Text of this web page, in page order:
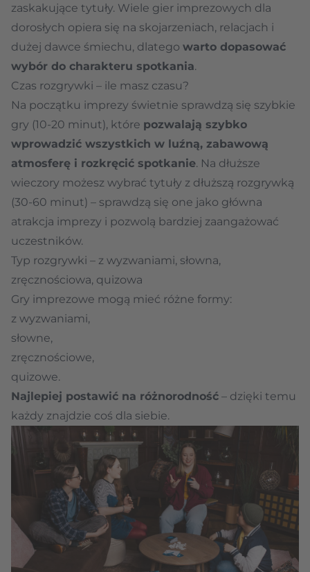
zaskakujące tytuły. Wiele gier imprezowych dla
dorosłych opiera się na skojarzeniach, relacjach i
dużej dawce śmiechu, dlatego warto dopasować
wybór do charakteru spotkania.
Czas rozgrywki – ile masz czasu?
Na początku imprezy świetnie sprawdzą się szybkie
gry (10-20 minut), które pozwalają szybko
wprowadzić wszystkich w luźną, zabawową
atmosferę i rozkręcić spotkanie. Na dłuższe
wieczory możesz wybrać tytuły z dłuższą rozgrywką
(30-60 minut) – sprawdzą się one jako główna
atrakcja imprezy i pozwolą bardziej zaangażować
uczestników.
Typ rozgrywki – z wyzwaniami, słowna,
zręcznościowa, quizowa
Gry imprezowe mogą mieć różne formy:
z wyzwaniami,
słowne,
zręcznościowe,
quizowe.
Najlepiej postawić na różnorodność – dzięki temu
każdy znajdzie coś dla siebie.